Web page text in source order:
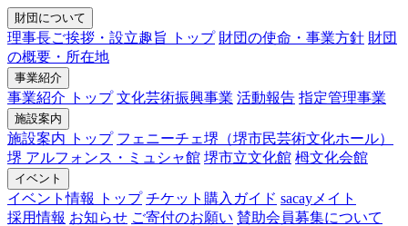
財団について
理事長ご挨拶・設立趣旨 トップ 財団の使命・事業方針 財団
の概要・所在地
事業紹介
事業紹介 トップ 文化芸術振興事業 活動報告 指定管理事業
施設案内
施設案内 トップ フェニーチェ堺（堺市民芸術文化ホール）
堺 アルフォンス・ミュシャ館 堺市立文化館 栂文化会館
イベント
イベント情報 トップ チケット購入ガイド sacayメイト
採用情報 お知らせ ご寄付のお願い 賛助会員募集について